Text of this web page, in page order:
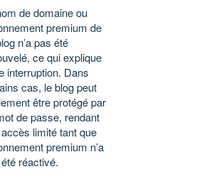
de domaine ou
premium de
n’a pas été
ce qui explique
interruption. Dans
cas, le blog peut
être protégé par
de passe, rendant
limité tant que
premium n’a
réactivé.